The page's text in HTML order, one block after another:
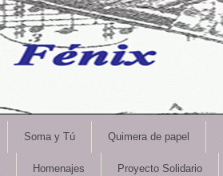
Soma y Tú Quimera de papel
Homenajes Proyecto Solidario